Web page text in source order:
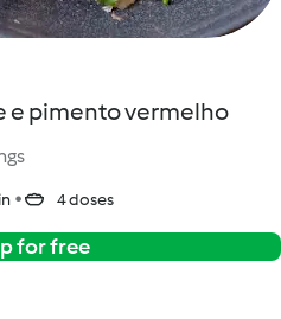
e pimento vermelho
4 doses
for free